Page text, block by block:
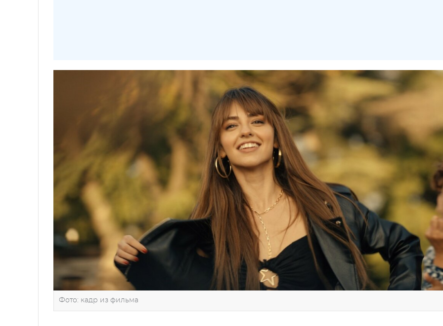
Фото: кадр из фильма